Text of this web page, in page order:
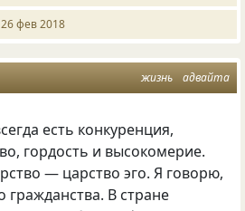
26 фев 2018
жизнь адвайта
есть конкуренция,
гордость и высокомерие.
— царство эго. Я говорю,
гражданства. В стране